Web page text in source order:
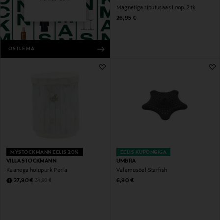
OSTLEMA
Magnetiga riputusaas Loop, ​​2 tk
Original Price
26,95 €
MYSTOCKMANN EELIS 20%
VILLA STOCKMANN
Kaanega hoiupurk Perla
Discounted Price
27,90 € Original Price
34,90 €
EELIS KUPONGIGA
UMBRA
Valamusõel Starfish
Original Price
6,90 €